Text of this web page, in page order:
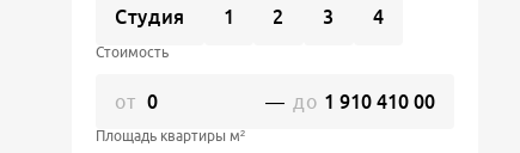
Студия 1 2 3 4
Стоимость
от — до
Площадь квартиры м²